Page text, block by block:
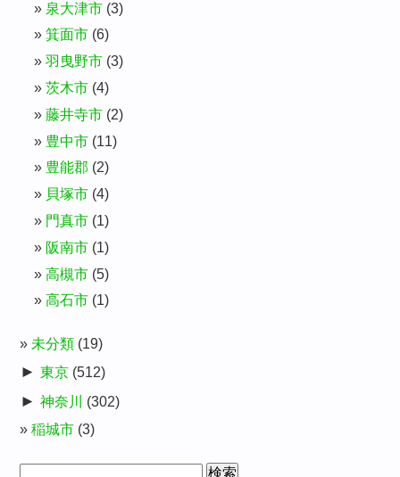
泉大津市 (3)
箕面市 (6)
羽曳野市 (3)
茨木市 (4)
藤井寺市 (2)
豊中市 (11)
豊能郡 (2)
貝塚市 (4)
門真市 (1)
阪南市 (1)
高槻市 (5)
高石市 (1)
未分類 (19)
► 東京 (512)
► 神奈川
(302)
稲城市 (3)